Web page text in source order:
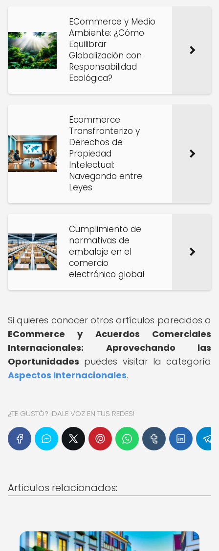
ECommerce y Medio
Ambiente: ¿Cómo
Equilibrar
Globalización con
Responsabilidad
Ecológica?
Ecommerce
Transfronterizo y
Derechos de
Propiedad
Intelectual:
Navegando entre
Leyes
Cumplimiento de
normativas de
embalaje en el
comercio
electrónico global
Si quieres conocer otros artículos parecidos a
ECommerce y Acuerdos Comerciales
Internacionales: Aprovechando las
Oportunidades puedes visitar la categoría
Aspectos Internacionales.
¿TE GUSTÓ? ¡DALE VOZ EN TUS REDES!
Articulos relacionados: